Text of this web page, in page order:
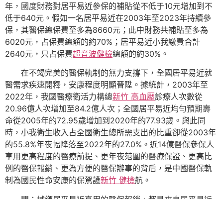
年，國度財務對居平易近參保的補貼從不低于10元增加到不
低于640元。假如一名居平易近在2003年至2023年持續參
保，其醫保總保費至多為8660元；此中財務共補貼至多為
6020元，占保費總額的約70%；居平易近小我繳費合計
2640元，只占保費超音波健檢總額的約30%。
在不竭完美的醫保軌制的無力支撐下，全國居平易近就
醫需求疾速開釋，安康程度明顯晉陞。據統計，2003年至
2022年，我國醫療衛活力構總新竹 高血壓診療人次數從
20.96億人次增加至84.2億人次；全國居平易近均勻預期壽
命從2005年的72.95歲增加到2020年的77.93歲。與此同
時，小我衛生收入占全國衛生總所需支出的比重卻從2003年
的55.8%年夜幅降落至2022年的27.0%。近14億醫保參保人
享用更高程度的醫療前提、更年夜范圍的醫療保證、更高比
例的醫保報銷、更為方便的醫保辦事的背后，是中國醫保軌
制為國民性命安康的保駕護新竹 健檢航。